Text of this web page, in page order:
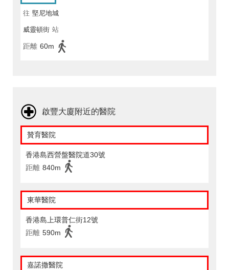
往 堅尼地城
威靈頓街 站
距離 60m
啟豐大廈附近的醫院
贊育醫院
香港島西營盤醫院道30號
距離 840m
東華醫院
香港島上環普仁街12號
距離 590m
嘉諾撒醫院